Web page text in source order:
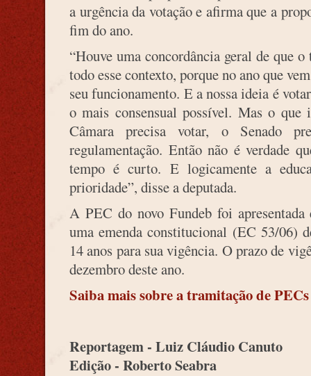
a urgência da votação e afirma que a
fim do ano.
“Houve uma concordância geral de que
todo esse contexto, porque no ano que
seu funcionamento. E a nossa ideia é
o mais consensual possível. Mas o
Câmara precisa votar, o Senado
regulamentação. Então não é verdade
tempo é curto. E logicamente a
prioridade”, disse a deputada.
A PEC do novo Fundeb foi
uma emenda constitucional (EC 53/06)
14 anos para sua vigência. O prazo de
dezembro deste ano.
Saiba mais sobre a tramitação de PECs
Reportagem - Luiz Cláudio Canuto
Edição - Roberto Seabra